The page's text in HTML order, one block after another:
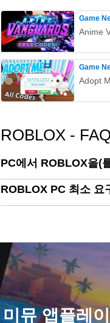
Game
Anime
Game
Adopt
ROBLOX -
PC에서 ROBLOX을(
ROBLOX PC 최소 요
미뮤 앱플레